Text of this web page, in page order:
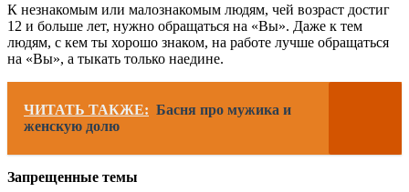
К незнакомым или малознакомым людям, чей возраст достиг
12 и больше лет, нужно обращаться на «Вы». Даже к тем
людям, с кем ты хорошо знаком, на работе лучше обращаться
на «Вы», а тыкать только наедине.
ЧИТАТЬ ТАКЖЕ: Басня про мужика и
женскую долю
Запрещенные темы